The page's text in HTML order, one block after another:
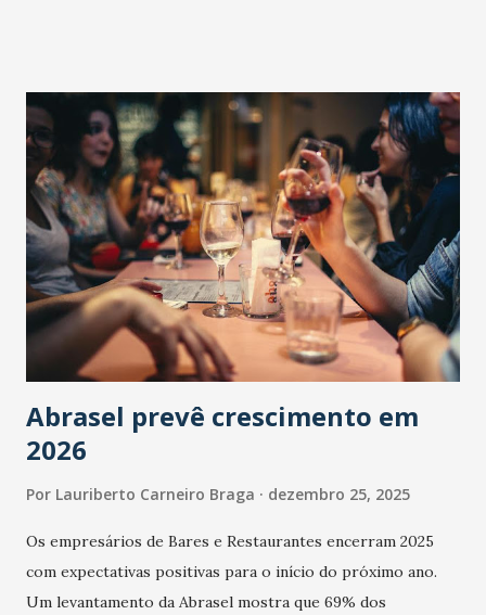
Abrasel prevê crescimento em
2026
Por Lauriberto Carneiro Braga dezembro 25, 2025
Os empresários de Bares e Restaurantes encerram 2025
com expectativas positivas para o início do próximo ano.
Um levantamento da Abrasel mostra que 69% dos